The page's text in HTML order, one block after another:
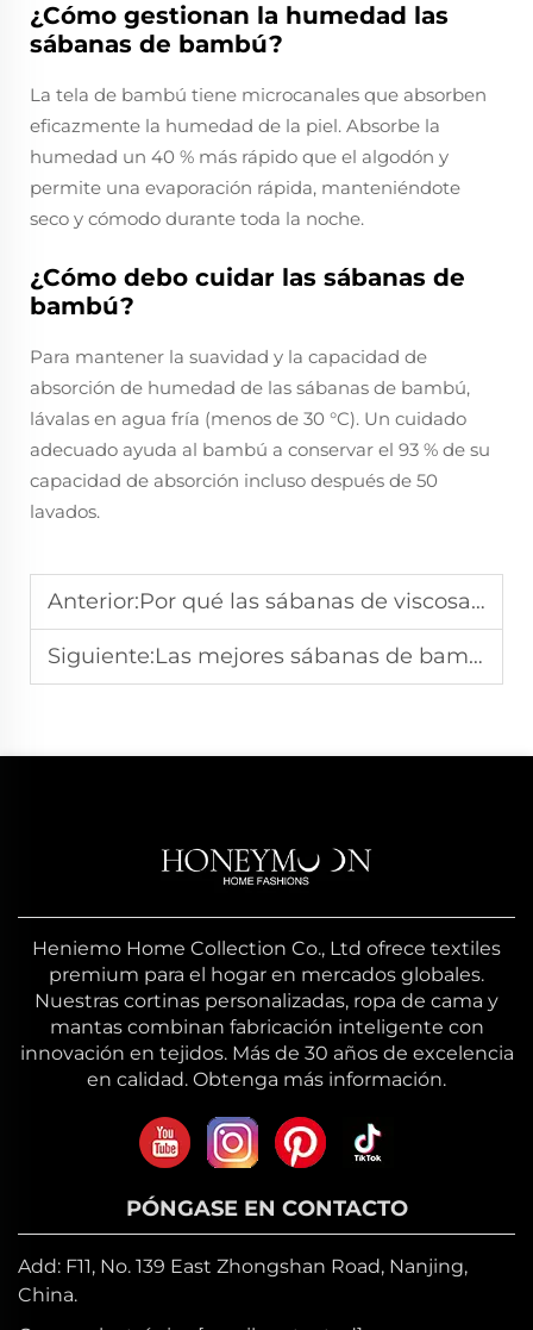
¿Cómo gestionan la humedad las
sábanas de bambú?
La tela de bambú tiene microcanales que absorben
eficazmente la humedad de la piel. Absorbe la
humedad un 40 % más rápido que el algodón y
permite una evaporación rápida, manteniéndote
seco y cómodo durante toda la noche.
¿Cómo debo cuidar las sábanas de
bambú?
Para mantener la suavidad y la capacidad de
absorción de humedad de las sábanas de bambú,
lávalas en agua fría (menos de 30 °C). Un cuidado
adecuado ayuda al bambú a conservar el 93 % de su
capacidad de absorción incluso después de 50
lavados.
Anterior:Por qué las sábanas de viscosa de bambú son ecológicas e hipoalergénicas
Siguiente:Las mejores sábanas de bambú para una opción de sueño sostenible
Heniemo Home Collection Co., Ltd ofrece textiles
premium para el hogar en mercados globales.
Nuestras cortinas personalizadas, ropa de cama y
mantas combinan fabricación inteligente con
innovación en tejidos. Más de 30 años de excelencia
en calidad. Obtenga más información.
PÓNGASE EN CONTACTO
Add: F11, No. 139 East Zhongshan Road, Nanjing,
China.